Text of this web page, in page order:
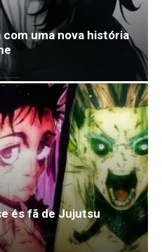
uma nova história
és fã de Jujutsu